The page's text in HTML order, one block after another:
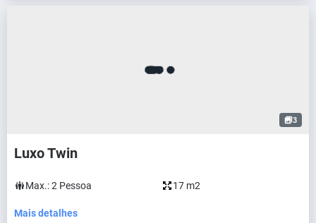
3
Luxo Twin
Max.:2 Pessoa 17 m2
Mais detalhes